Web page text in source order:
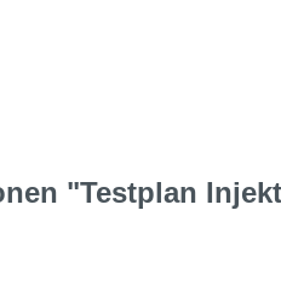
"Testplan